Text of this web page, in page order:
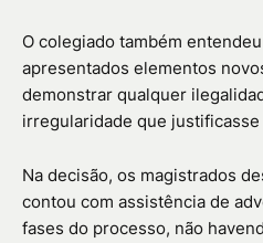
O colegiado também
apresentados elementos
demonstrar qualquer
irregularidade que
Na decisão, os magistrados
contou com assistência de
fases do processo, não